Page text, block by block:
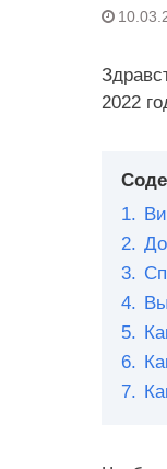
2022
1.
2.
3.
4.
5.
6.
7.